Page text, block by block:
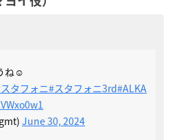
ね☺️
タフォニ#スタフォニ3rd#ALKA
June 30, 2024